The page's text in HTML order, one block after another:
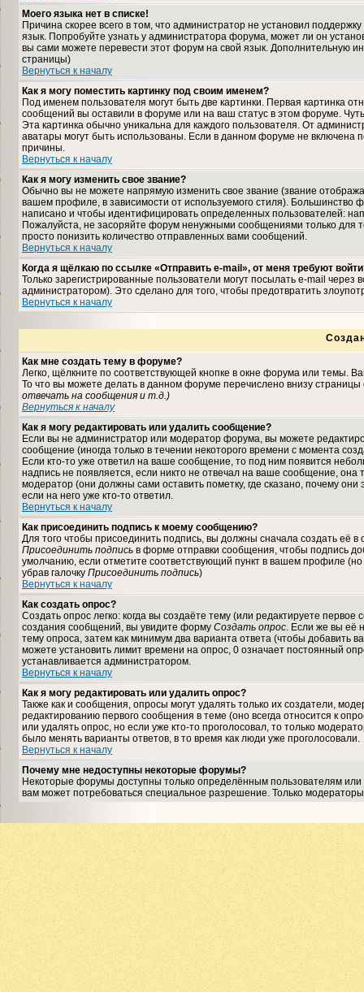
Моего языка нет в списке!
Причина скорее всего в том, что администратор не установил
язык. Попробуйте узнать у администратора форума, может ли он
вы сами можете перевести этот форум на свой язык. Дополнительную
страницы)
Вернуться к началу
Как я могу поместить картинку под своим именем?
Под именем пользователя могут быть две картинки. Первая картинка
сообщений вы оставили в форуме или на ваш статус в этом форуме.
Эта картинка обычно уникальна для каждого пользователя. От
аватары могут быть использованы. Если в данном форуме не включена
причины.
Вернуться к началу
Как я могу изменить свое звание?
Обычно вы не можете напрямую изменить свое звание (звание
вашем профиле, в зависимости от используемого стиля). Большинство
написано и чтобы идентифицировать определенных пользователей:
Пожалуйста, не засоряйте форум ненужными сообщениями только для
просто понизить количество отправленных вами сообщений.
Вернуться к началу
Когда я щёлкаю по ссылке «Отправить e-mail», от меня требуют
Только зарегистрированные пользователи могут посылать e-mail
администратором). Это сделано для того, чтобы предотвратить
Вернуться к началу
Как мне создать тему в форуме?
Легко, щёлкните по соответствующей кнопке в окне форума или темы.
То что вы можете делать в данном форуме перечислено внизу
отвечать на сообщения и т.д.)
Вернуться к началу
Как я могу редактировать или удалить сообщение?
Если вы не администратор или модератор форума, вы можете
сообщение (иногда только в течении некоторого времени с момента
Если кто-то уже ответил на ваше сообщение, то под ним появится
надпись не появляется, если никто не отвечал на ваше сообщение,
модератор (они должны сами оставить пометку, где сказано, почему
если на него уже кто-то ответил.
Вернуться к началу
Как присоединить подпись к моему сообщению?
Для того чтобы присоединить подпись, вы должны сначала создать её
Присоединить подпись в форме отправки сообщения, чтобы подпись
умолчанию, если отметите соответствующий пункт в вашем профиле
убрав галочку Присоединить подпись)
Вернуться к началу
Как создать опрос?
Создать опрос легко: когда вы создаёте тему (или редактируете
создания сообщений, вы увидите форму Создать опрос. Если же вы её
тему опроса, затем как минимум два варианта ответа (чтобы добавить
можете установить лимит времени на опрос, 0 означает постоянный
устанавливается администратором.
Вернуться к началу
Как я могу редактировать или удалить опрос?
Также как и сообщения, опросы могут удалять только их создатели,
редактированию первого сообщения в теме (оно всегда относится к
или удалять опрос, но если уже кто-то проголосовал, то только
было менять варианты ответов, в то время как люди уже проголосовали.
Вернуться к началу
Почему мне недоступны некоторые форумы?
Некоторые форумы доступны только определённым пользователям
вам может потребоваться специальное разрешение. Только